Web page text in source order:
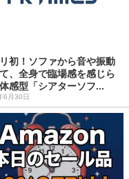
初！ソファから音や振動
、全身で臨場感を感じら
感型「シアターソフ...
6月30日